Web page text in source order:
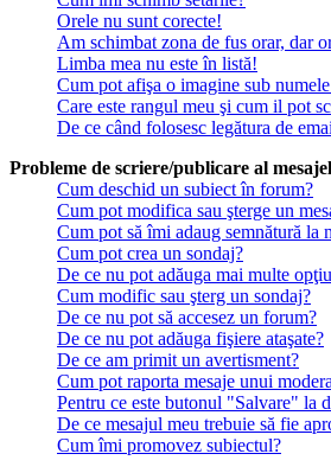
Orele nu sunt corecte!
Am schimbat zona de fus orar, dar
Limba mea nu este în listă!
Cum pot afişa o imagine sub
Care este rangul meu şi cum il pot
De ce când folosesc legătura de
Probleme de scriere/publicare al
Cum deschid un subiect în forum?
Cum pot modifica sau şterge un
Cum pot să îmi adaug semnătură la
Cum pot crea un sondaj?
De ce nu pot adăuga mai multe
Cum modific sau şterg un sondaj?
De ce nu pot să accesez un forum?
De ce nu pot adăuga fişiere ataşate?
De ce am primit un avertisment?
Cum pot raporta mesaje unui
Pentru ce este butonul "Salvare" la
De ce mesajul meu trebuie să fie
Cum îmi promovez subiectul?